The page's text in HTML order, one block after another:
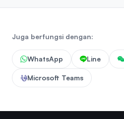
Juga berfungsi dengan:
WhatsApp Line
Microsoft Teams